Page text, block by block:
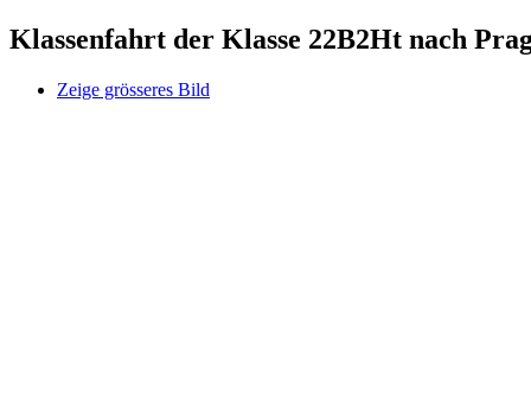
Klassenfahrt der Klasse 22B2Ht nach
Zeige grösseres Bild